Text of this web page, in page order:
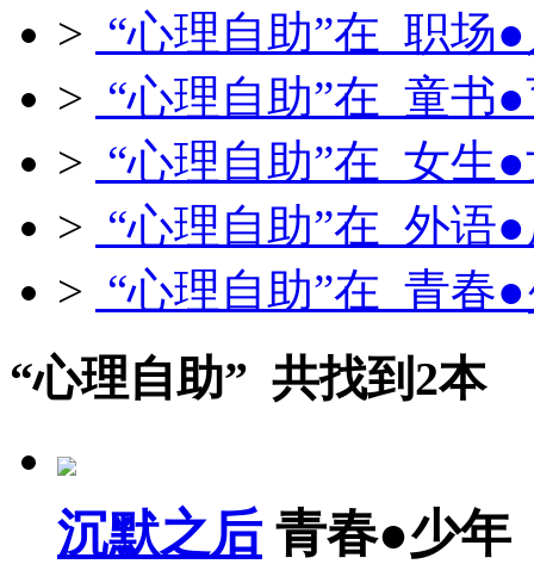
> “心理自助”在 职场
> “心理自助”在 童书
> “心理自助”在 女生
> “心理自助”在 外语
> “心理自助”在 青春
“心理自助” 共找到2本
沉默之后 青春●少年